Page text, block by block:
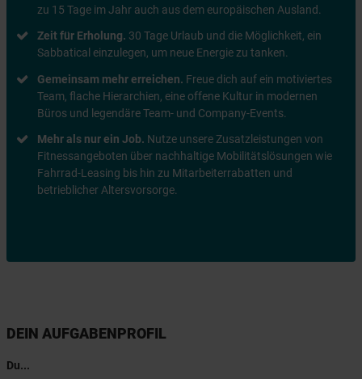
zu 15 Tage im Jahr auch aus dem europäischen Ausland.
Zeit für Erholung. 30 Tage Urlaub und die Möglichkeit, ein
Sabbatical einzulegen, um neue Energie zu tanken.
Gemeinsam mehr erreichen. Freue dich auf ein motiviertes
Team, flache Hierarchien, eine offene Kultur in modernen
Büros und legendäre Team- und Company-Events.
Mehr als nur ein Job. Nutze unsere Zusatzleistungen von
Fitnessangeboten über nachhaltige Mobilitätslösungen wie
Fahrrad-Leasing bis hin zu Mitarbeiterrabatten und
betrieblicher Altersvorsorge.
DEIN AUFGABENPROFIL
Du...